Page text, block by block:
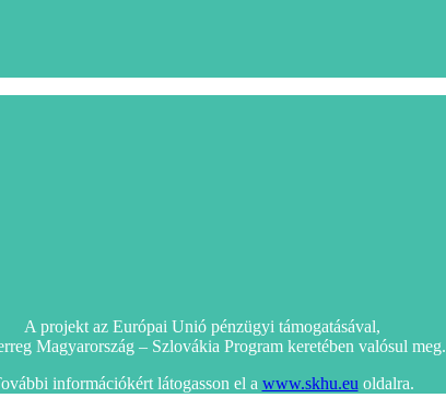
A projekt az Európai Unió pénzügyi támogatásával,
Magyarország – Szlovákia Program keretében valósul meg.
információkért látogasson el a www.skhu.eu oldalra.